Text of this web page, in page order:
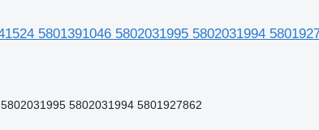
5801391046 5802031995 5802031994
5802031994 5801927862